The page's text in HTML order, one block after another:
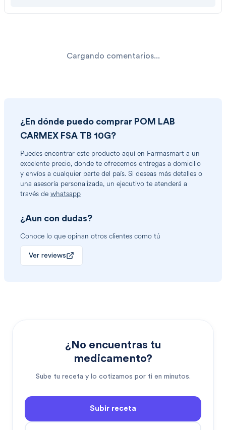
Cargando comentarios...
¿En dónde puedo comprar POM LAB
CARMEX FSA TB 10G?
Puedes encontrar este producto aquí en Farmasmart a un
excelente precio, donde te ofrecemos entregas a domicilio
y envíos a cualquier parte del país. Si deseas más detalles o
una asesoría personalizada, un ejecutivo te atenderá a
través de whatsapp
¿Aun con dudas?
Conoce lo que opinan otros clientes como tú
Ver reviews
¿No encuentras tu
medicamento?
Sube tu receta y lo cotizamos por ti en minutos.
Subir receta